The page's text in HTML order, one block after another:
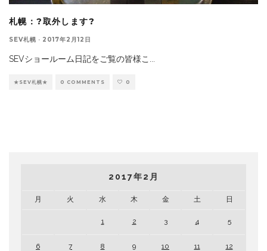
札幌：?取外します?
SEV札幌 · 2017年2月12日
SEVショールーム日記をご覧の皆様こ
★SEV札幌★ 0 COMMENTS 0
2017年2月
月 火 水 木 金 土 日
1 2 3 4 5
6 7 8 9 10 11 12